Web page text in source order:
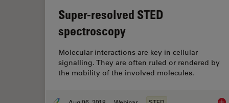
Super-resolved STED
spectroscopy
Molecular interactions are key in cellular
signalling. They are often ruled or rendered by
the mobility of the involved molecules.